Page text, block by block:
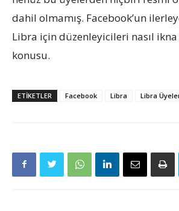
dahil olmamış. Facebook’un
Libra için düzenleyicileri nasıl
konusu.
ETIKETLER Facebook Libra Libra